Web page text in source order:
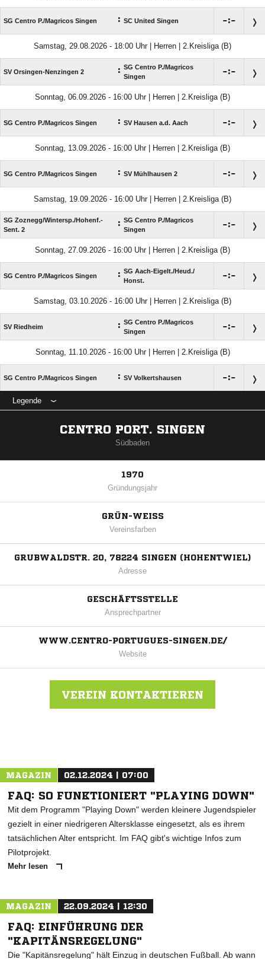
SG Centro P./​Magricos Singen : SC United Singen :
Samstag, 29.08.2026 - 18:00 Uhr | Herren | 2.Kreisliga (B)
SV Orsingen-Nenzingen 2 : SG Centro P./​Magricos
Singen
:
Sonntag, 06.09.2026 - 16:00 Uhr | Herren | 2.Kreisliga (B)
SG Centro P./​Magricos Singen : SV Hausen a.d. Aach :
Sonntag, 13.09.2026 - 16:00 Uhr | Herren | 2.Kreisliga (B)
SG Centro P./​Magricos Singen : SV Mühlhausen 2 :
Samstag, 19.09.2026 - 16:00 Uhr | Herren | 2.Kreisliga (B)
SG Zoznegg/​Wintersp./​Hohenf.-
Sent. 2
: SG Centro P./​Magricos
Singen
:
Sonntag, 27.09.2026 - 16:00 Uhr | Herren | 2.Kreisliga (B)
SG Centro P./​Magricos Singen : SG Aach-Eigelt./​Heud./​
Honst.
:
Samstag, 03.10.2026 - 16:00 Uhr | Herren | 2.Kreisliga (B)
SV Riedheim : SG Centro P./​Magricos
Singen
:
Sonntag, 11.10.2026 - 16:00 Uhr | Herren | 2.Kreisliga (B)
SG Centro P./​Magricos Singen : SV Volkertshausen :
Legende
CENTRO PORT. SINGEN
Südbaden
1970
Gründungsjahr
GRÜN-WEISS
Vereinsfarben
GRUBWALDSTR. 20, 78224 SINGEN (HOHENTWIEL)
Adresse
GESCHÄFTSSTELLE
Ansprechpartner
WWW.CENTRO-PORTUGUES-SINGEN.DE/
Website
VEREIN KONTAKTIEREN
MAGAZIN 02.12.2024 | 07:00
FAQ: SO FUNKTIONIERT "PLAYING DOWN"
Mit dem Programm "Playing Down" werden kleinere Jugendspieler
gezielt in einer niedrigeren Altersklasse eingesetzt, als es ihrem
tatsächlichen Alter entspricht. Im FAQ gibt's wichtige Infos zum
Pilotprojekt.
Mehr lesen
MAGAZIN 22.09.2024 | 12:30
FAQ: EINFÜHRUNG DER
"KAPITÄNSREGELUNG"
Die "Kapitänsregelung" hält Einzug in deutschen Fußball. Ab wann